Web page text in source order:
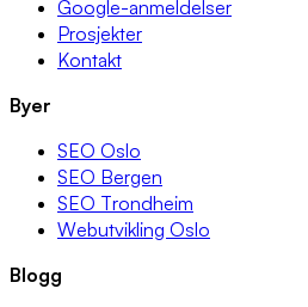
Google-anmeldelser
Prosjekter
Kontakt
Byer
SEO Oslo
SEO Bergen
SEO Trondheim
Webutvikling Oslo
Blogg